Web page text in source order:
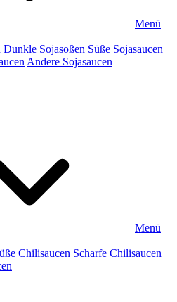
Menü
Dunkle Sojasoßen Süße Sojasaucen
Andere Sojasaucen
Menü
Chilisaucen Scharfe Chilisaucen